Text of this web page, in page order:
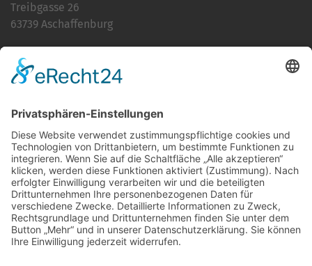
Treibgasse 26
63739 Aschaffenburg
E-Mailinfo@martinushaus.de
Mo?Fr8.30 ? 12.00 Uhr
Mo?Do13.00 ? 16.00 Uhr